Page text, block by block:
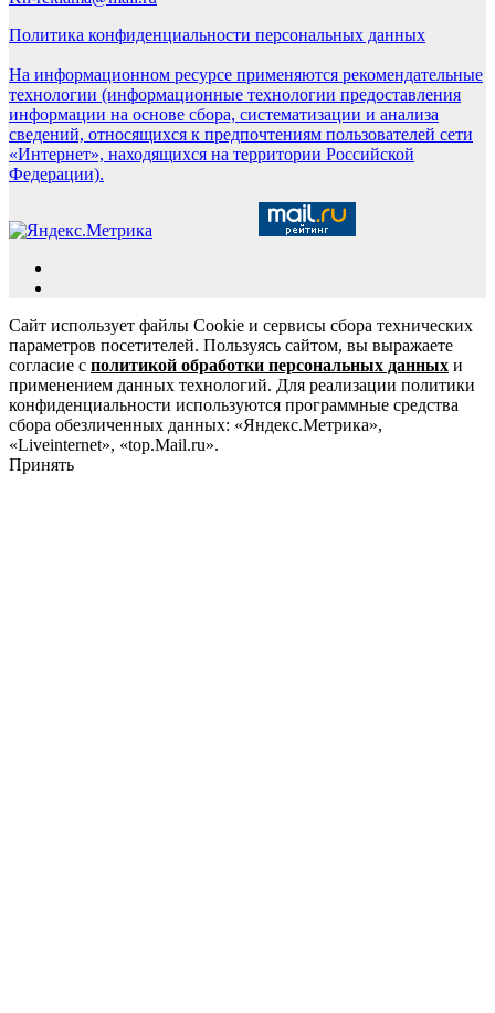
Политика конфиденциальности персональных данных
На информационном ресурсе применяются рекомендательные
технологии (информационные технологии предоставления
информации на основе сбора, систематизации и анализа
сведений, относящихся к предпочтениям пользователей сети
«Интернет», находящихся на территории Российской
Федерации).
Сайт использует файлы Cookie и сервисы сбора технических
параметров посетителей. Пользуясь сайтом, вы выражаете
согласие с политикой обработки персональных данных и
применением данных технологий. Для реализации политики
конфиденциальности используются программные средства
сбора обезличенных данных: «Яндекс.Метрика»,
«Liveinternet», «top.Mail.ru».
Принять